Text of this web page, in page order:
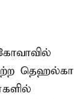
தெஹல்கா